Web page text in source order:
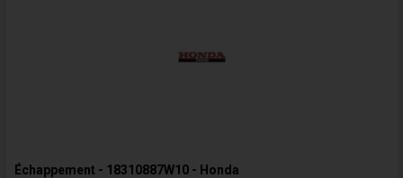
Échappement - 18310887W10 - Honda